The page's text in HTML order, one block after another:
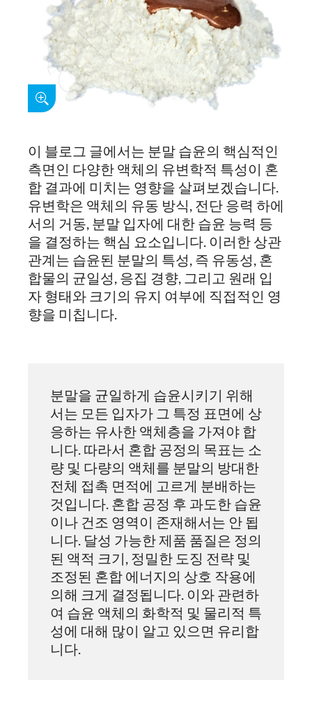
이 블로그 글에서는 분말 습윤의 핵심적인
측면인 다양한 액체의 유변학적 특성이 혼
합 결과에 미치는 영향을 살펴보겠습니다.
유변학은 액체의 유동 방식, 전단 응력 하에
서의 거동, 분말 입자에 대한 습윤 능력 등
을 결정하는 핵심 요소입니다. 이러한 상관
관계는 습윤된 분말의 특성, 즉 유동성, 혼
합물의 균일성, 응집 경향, 그리고 원래 입
자 형태와 크기의 유지 여부에 직접적인 영
향을 미칩니다.
분말을 균일하게 습윤시키기 위해
서는 모든 입자가 그 특정 표면에 상
응하는 유사한 액체층을 가져야 합
니다. 따라서 혼합 공정의 목표는 소
량 및 다량의 액체를 분말의 방대한
전체 접촉 면적에 고르게 분배하는
것입니다. 혼합 공정 후 과도한 습윤
이나 건조 영역이 존재해서는 안 됩
니다. 달성 가능한 제품 품질은 정의
된 액적 크기, 정밀한 도징 전략 및
조정된 혼합 에너지의 상호 작용에
의해 크게 결정됩니다. 이와 관련하
여 습윤 액체의 화학적 및 물리적 특
성에 대해 많이 알고 있으면 유리합
니다.